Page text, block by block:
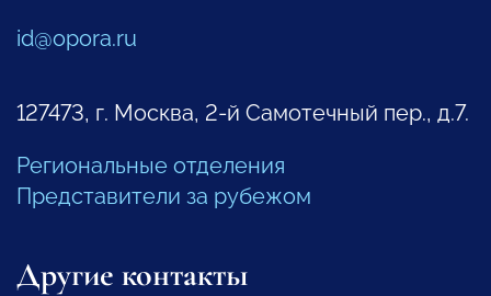
id@opora.ru
127473, г. Москва, 2-й Самотечный пер., д.7.
Региональные отделения
Представители за рубежом
Другие контакты